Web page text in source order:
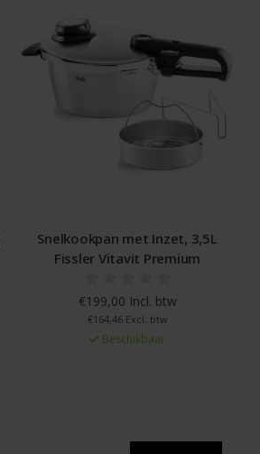
Snelkookpan met Inzet, 3,5L
Fissler Vitavit Premium
€199,00 Incl. btw
€164,46 Excl. btw
Beschikbaar